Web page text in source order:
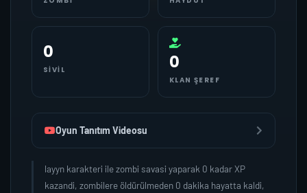
0
SIVIL 0
KLAN ŞEREF
Oyun Tanıtım Videosu
layyn karakteri ile zombi savasi yaparak 0 kadar XP
kazandi, zombilere öldürülmeden 0 dakika hayatta kaldi,